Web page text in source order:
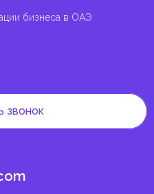
бизнеса в ОАЭ
звонок